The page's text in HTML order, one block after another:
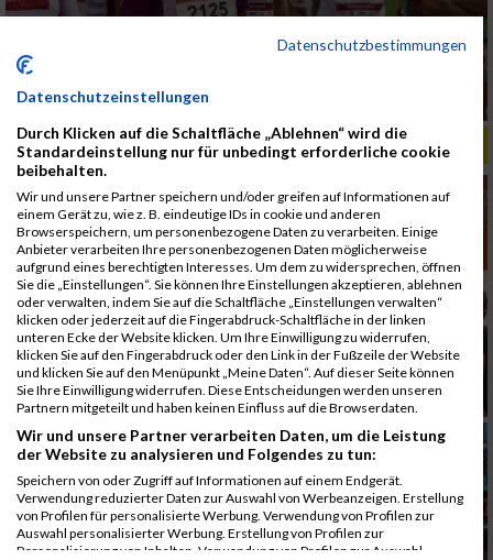
ALBUM B2RUN MÜNCHEN, B2RUN / 16.07.2019
Datenschutzbestimmungen
Datenschutzeinstellungen
Durch Klicken auf die Schaltfläche „Ablehnen“ wird die
Standardeinstellung nur für unbedingt erforderliche cookie
beibehalten.
Wir und unsere Partner speichern und/oder greifen auf Informationen auf
einem Gerät zu, wie z. B. eindeutige IDs in cookie und anderen
Browserspeichern, um personenbezogene Daten zu verarbeiten. Einige
Anbieter verarbeiten Ihre personenbezogenen Daten möglicherweise
aufgrund eines berechtigten Interesses. Um dem zu widersprechen, öffnen
Sie die „Einstellungen“. Sie können Ihre Einstellungen akzeptieren, ablehnen
oder verwalten, indem Sie auf die Schaltfläche „Einstellungen verwalten“
klicken oder jederzeit auf die Fingerabdruck-Schaltfläche in der linken
unteren Ecke der Website klicken. Um Ihre Einwilligung zu widerrufen,
klicken Sie auf den Fingerabdruck oder den Link in der Fußzeile der Website
und klicken Sie auf den Menüpunkt „Meine Daten“. Auf dieser Seite können
Sie Ihre Einwilligung widerrufen. Diese Entscheidungen werden unseren
Partnern mitgeteilt und haben keinen Einfluss auf die Browserdaten.
Wir und unsere Partner verarbeiten Daten, um die Leistung
der Website zu analysieren und Folgendes zu tun:
Speichern von oder Zugriff auf Informationen auf einem Endgerät.
Verwendung reduzierter Daten zur Auswahl von Werbeanzeigen. Erstellung
von Profilen für personalisierte Werbung. Verwendung von Profilen zur
Auswahl personalisierter Werbung. Erstellung von Profilen zur
Personalisierung von Inhalten. Verwendung von Profilen zur Auswahl